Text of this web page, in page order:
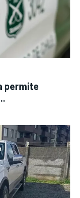
permite